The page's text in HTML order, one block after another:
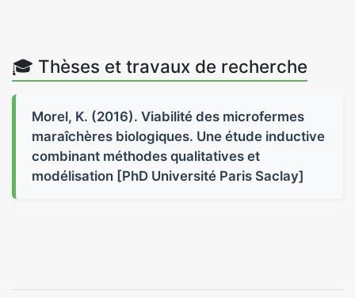
🎓 Thèses et travaux de recherche
Morel, K. (2016). Viabilité des microfermes
maraîchères biologiques. Une étude inductive
combinant méthodes qualitatives et
modélisation [PhD Université Paris Saclay]